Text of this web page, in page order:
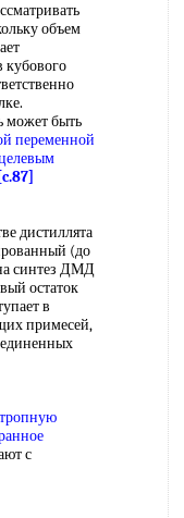
объем
кубового
может быть
переменной
[c.87]
дистиллята
(до
синтез ДМД
остаток
в
примесей,
с